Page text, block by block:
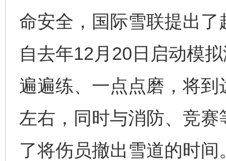
命安全，国际雪联提出了
自去年12月20日启动模
遍遍练、一点点磨，将
左右，同时与消防、竞
了将伤员撤出雪道的时间